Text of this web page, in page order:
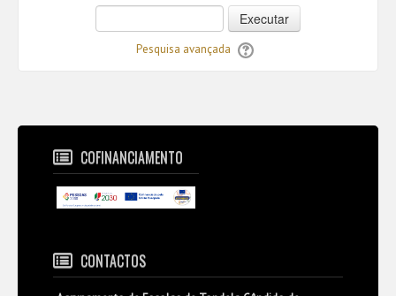
Executar
Pesquisa avançada
COFINANCIAMENTO
CONTACTOS